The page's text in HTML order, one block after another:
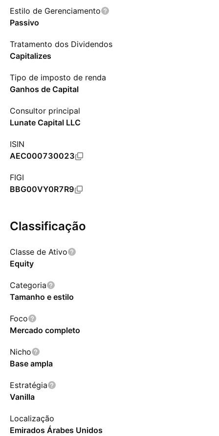
Estilo de Gerenciamento
Passivo
Tratamento dos Dividendos
Capitalizes
Tipo de imposto de renda
Ganhos de Capital
Consultor principal
Lunate Capital LLC
ISIN
AEC000730023
FIGI
BBG00VY0R7R9
Classificação
Classe de Ativo
Equity
Categoria
Tamanho e estilo
Foco
Mercado completo
Nicho
Base ampla
Estratégia
Vanilla
Localização
Emirados Árabes Unidos